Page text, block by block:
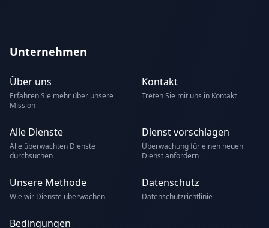
Unternehmen
Über uns
Erfahren Sie mehr über unsere
Mission
Kontakt
Treten Sie mit uns in Kontakt
Alle Dienste
Alle überwachten Dienste
durchsuchen
Dienst vorschlagen
Überwachung für einen neuen
Dienst anfordern
Unsere Methode
Wie wir Dienste überwachen
Datenschutz
Datenschutzrichtlinie
Bedingungen